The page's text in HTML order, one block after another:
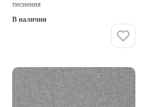
тиснения
В наличии